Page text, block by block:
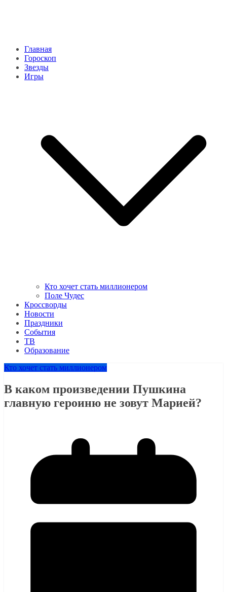
Главная
Гороскоп
Звезды
Игры
Кто хочет стать миллионером
Поле Чудес
Кроссворды
Новости
Праздники
События
ТВ
Образование
Кто хочет стать миллионером
В каком произведении Пушкина
главную героиню не зовут Марией?